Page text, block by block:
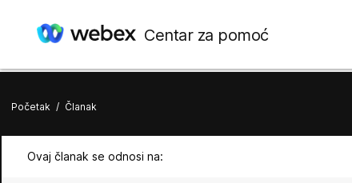
Centar za pomoć
Početak / Članak
Ovaj članak se odnosi na: